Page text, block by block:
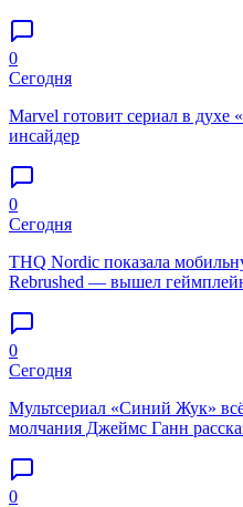
0
Сегодня
Marvel готовит сериал в духе
инсайдер
0
Сегодня
THQ Nordic показала
Rebrushed — вышел
0
Сегодня
Мультсериал «Синий Жук»
молчания Джеймс Ганн
0